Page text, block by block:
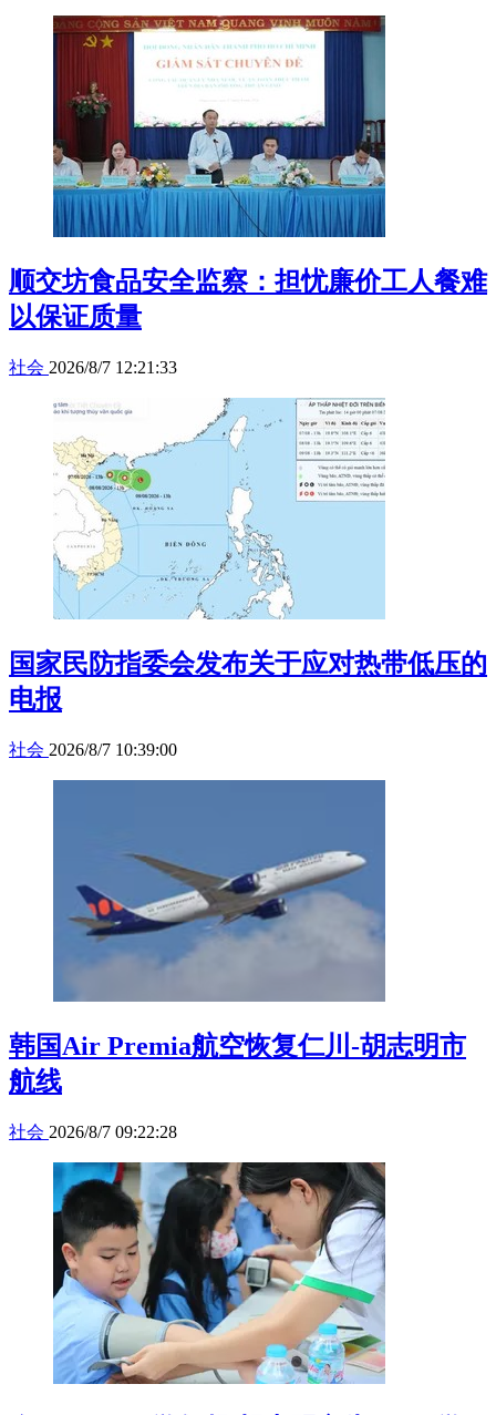
顺交坊食品安全监察：担忧廉价工人餐难
以保证质量
社会 2026/8/7 12:21:33
国家民防指委会发布关于应对热带低压的
电报
社会 2026/8/7 10:39:00
韩国Air Premia航空恢复仁川-胡志明市
航线
社会 2026/8/7 09:22:28